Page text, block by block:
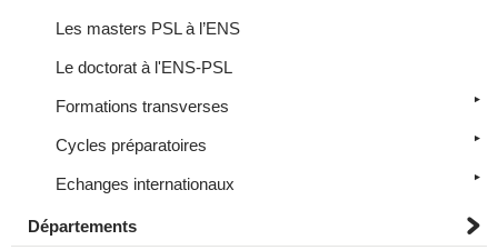
Les masters PSL à l’ENS
Le doctorat à l'ENS-PSL
Formations transverses
Cycles préparatoires
Echanges internationaux
Départements